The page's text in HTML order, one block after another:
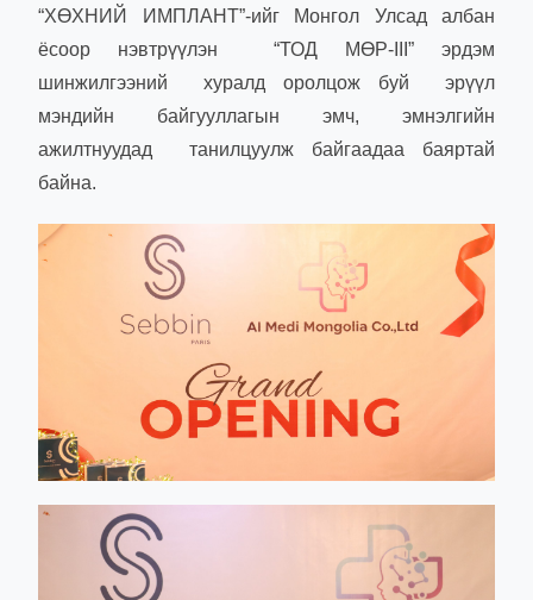
“ХӨХНИЙ ИМПЛАНТ”-ийг Монгол Улсад албан
ёсоор нэвтрүүлэн “ТОД МӨР-III” эрдэм
шинжилгээний хуралд оролцож буй эрүүл
мэндийн байгууллагын эмч, эмнэлгийн
ажилтнуудад танилцуулж байгаадаа баяртай
байна.